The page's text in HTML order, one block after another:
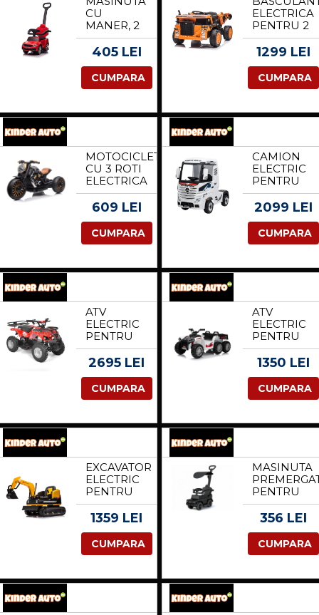
CU
MANER, 2
IN 1,
PENTRU
BMW M5,
PREMIUM,
ROSU
405 LEI
CUMPARA
ELECTRICA
PENTRU 2
COPII,
80W 12V
10AH
CULOARE
GALBENA
1299 LEI
CUMPARA
MOTOCICLETA
CU 3 ROTI
ELECTRICA
PENTRU
COPII,
70W, 12V,
CU SCAUN
BLUETOOTH,
NEAGRA
609 LEI
CUMPARA
CAMION
ELECTRIC
PENTRU
COPII,
MERCEDES
4X4, 180W
12V,
ALB
2099 LEI
CUMPARA
ATV
ELECTRIC
PENTRU
COPII
KINDERAUTO
QUAD
1000W 36V
CULOARE
ROSIE
2695 LEI
CUMPARA
ATV
ELECTRIC
PENTRU
COPII 2-6
ANI,
6X6, 180W,
ROTI EVA,
PREMIUM,
1350 LEI
CUMPARA
EXCAVATOR
ELECTRIC
PENTRU
COPII
KINDERAUTO
12V-12AH,
SCAUN
TELECOMANDA,
GALBEN
1359 LEI
CUMPARA
MASINUTA
PENTRU
COPII, 2 IN
G350D CU
356 LEI
CUMPARA